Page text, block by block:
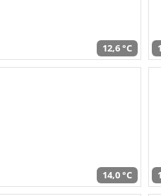
12,6 °C
14,0 °C